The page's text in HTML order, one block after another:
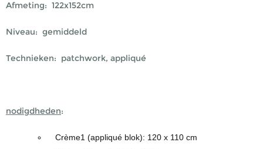
Afmeting: 122x152cm
Niveau: gemiddeld
Technieken: patchwork, appliqué
nodigdheden:
Crème1 (appliqué blok): 120 x 110 cm